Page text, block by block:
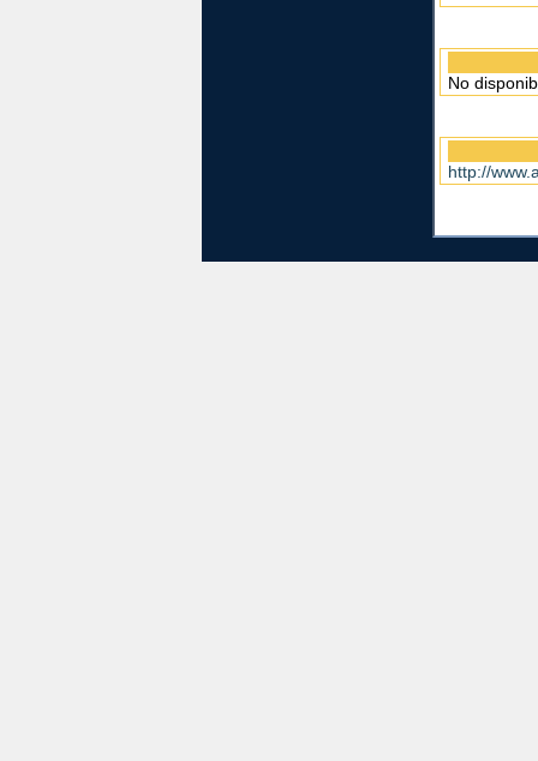
No
http://